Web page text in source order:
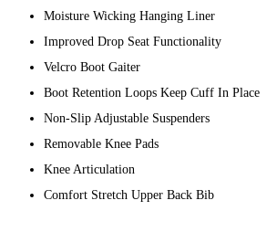
Moisture Wicking Hanging Liner
Improved Drop Seat Functionality
Velcro Boot Gaiter
Boot Retention Loops Keep Cuff In Place
Non-Slip Adjustable Suspenders
Removable Knee Pads
Knee Articulation
Comfort Stretch Upper Back Bib